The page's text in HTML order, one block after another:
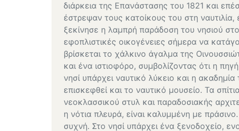
διάρκεια της Επανάστασης του 1821 και
έστρεψαν τους κατοίκους του στη
ξεκίνησε η λαμπρή παράδοση του νησιού
εφοπλιστικές οικογένειες σήμερα να
βρίσκεται το χάλκινο άγαλμα της
και ένα ιστιοφόρο, συμβολίζοντας ότι η
νησί υπάρχει ναυτικό λύκειο και η
επισκεφθεί και το ναυτικό μουσείο. Τα
νεοκλασσικού στυλ και παραδοσιακής
η νότια πλευρά, είναι καλυμμένη με
συχνή. Στο νησί υπάρχει ένα ξενοδοχείο,